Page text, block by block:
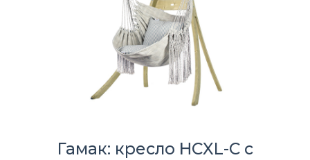
Гамак: кресло HCXL-C с